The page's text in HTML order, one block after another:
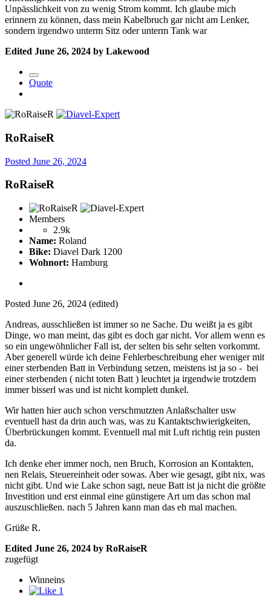
Unpässlichkeit von zu wenig Strom kommt. Ich glaube mich
erinnern zu können, dass mein Kabelbruch gar nicht am Lenker,
sondern irgendwo unterm Sitz oder unterm Tank war
Edited June 26, 2024 by Lakewood
Quote
RoRaiseR
Posted June 26, 2024
RoRaiseR
Members
2.9k
Name: Roland
Bike: Diavel Dark 1200
Wohnort: Hamburg
Posted June 26, 2024 (edited)
Andreas, ausschließen ist immer so ne Sache. Du weißt ja es gibt
Dinge, wo man meint, das gibt es doch gar nicht. Vor allem wenn es
so ein ungewöhnlicher Fall ist, der selten bis sehr selten vorkommt.
Aber generell würde ich deine Fehlerbeschreibung eher weniger mit
einer sterbenden Batt in Verbindung setzen, meistens ist ja so - bei
einer sterbenden ( nicht toten Batt ) leuchtet ja irgendwie trotzdem
immer bisserl was und ist nicht komplett dunkel.
Wir hatten hier auch schon verschmutzten Anlaßschalter usw
eventuell hast da drin auch was, was zu Kantaktschwierigkeiten,
Überbrückungen kommt. Eventuell mal mit Luft richtig rein pusten
da.
Ich denke eher immer noch, nen Bruch, Korrosion an Kontakten,
nen Relais, Steuereinheit oder sowas. Aber wie gesagt, gibt nix, was
nicht gibt. Und wie Lake schon sagt, neue Batt ist ja nicht die größte
Investition und erst einmal eine günstigere Art um das schon mal
auszuschließen. nach 5 Jahren kann man das eh mal machen.
Grüße R.
Edited June 26, 2024 by RoRaiseR
zugefügt
Winneins
1